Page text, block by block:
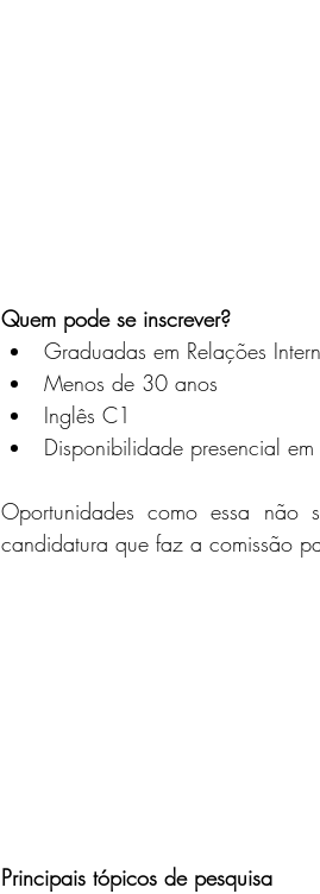
Quem pode se inscrever?
Graduadas em Relações
Menos de 30 anos
Inglês C1
Disponibilidade presencial em
Oportunidades como essa
candidatura que faz a comissão
Principais tópicos de pesquisa